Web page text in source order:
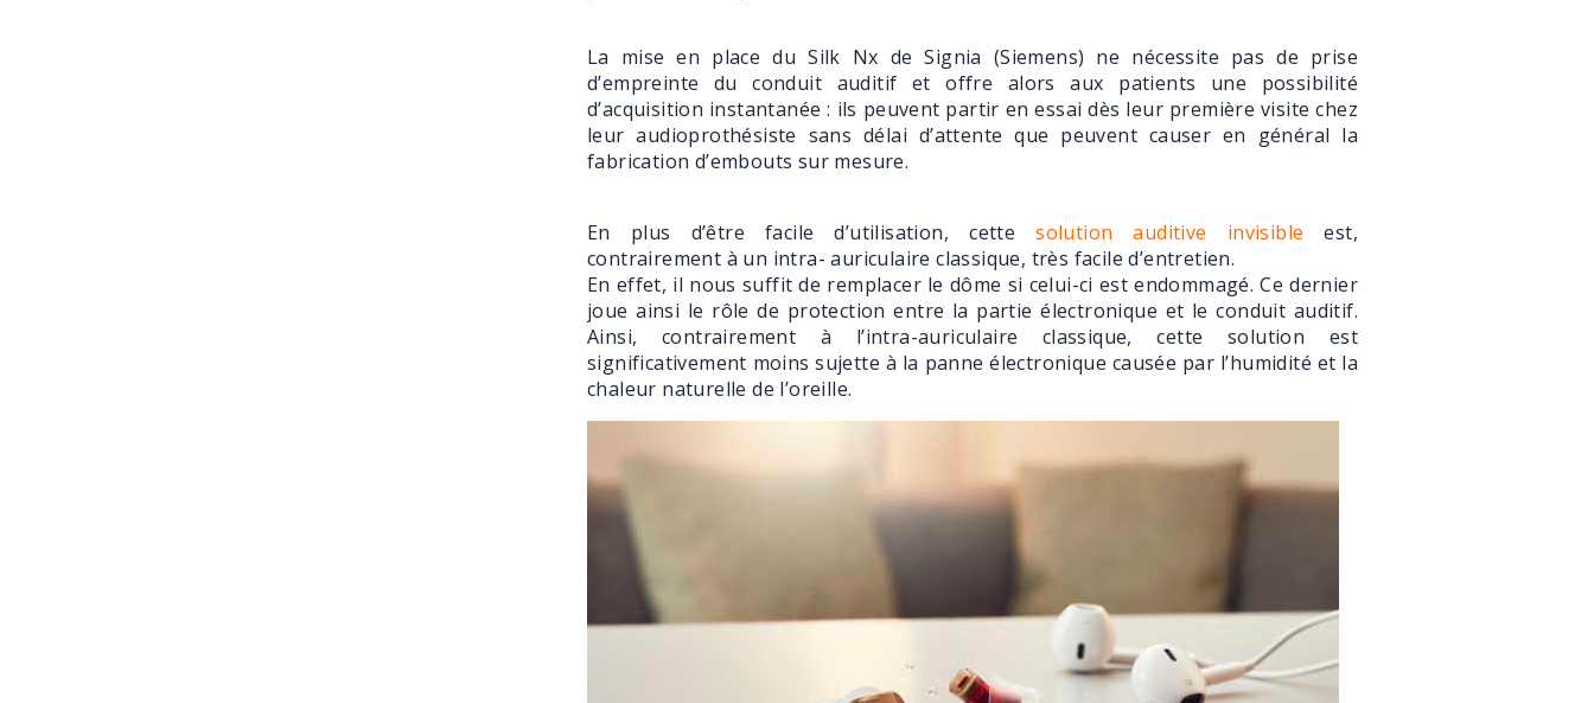
La mise en place du Silk Nx de Signia (Siemens) ne nécessite pas de prise
d’empreinte du conduit auditif et offre alors aux patients une possibilité
d’acquisition instantanée : ils peuvent partir en essai dès leur première visite chez
leur audioprothésiste sans délai d’attente que peuvent causer en général la
fabrication d’embouts sur mesure.
En plus d’être facile d’utilisation, cettesolution auditive invisible est,
contrairement à un intra- auriculaire classique, très facile d’entretien.
En effet, il nous suffit de remplacer le dôme si celui-ci est endommagé. Ce dernier
joue ainsi le rôle de protection entre la partie électronique et le conduit auditif.
Ainsi, contrairement à l’intra-auriculaire classique, cette solution est
significativement moins sujette à la panne électronique causée par l’humidité et la
chaleur naturelle de l’oreille.